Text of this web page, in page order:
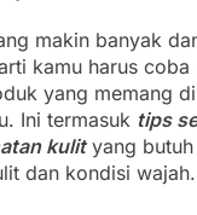
makin banyak
kamu harus coba
yang memang
Ini termasuk tips
kulityang butuh
dan kondisi wajah.